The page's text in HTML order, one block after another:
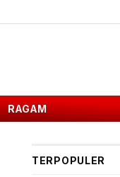
RAGAM
TERPOPULER